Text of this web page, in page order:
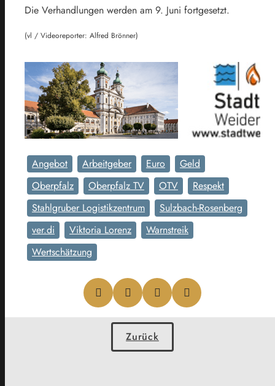
Die Verhandlungen werden am 9. Juni fortgesetzt.
(vl / Videoreporter: Alfred Brönner)
Angebot Arbeitgeber Euro
Geld
Oberpfalz
Oberpfalz TV OTV
Respekt
Stahlgruber Logistikzentrum
Sulzbach-Rosenberg
ver.di
Viktoria Lorenz
Warnstreik
Wertschätzung
Zurück